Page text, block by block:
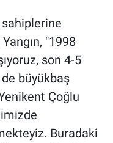
"1998
son 4-5
büyükbaş
Çoğlu
Buradaki